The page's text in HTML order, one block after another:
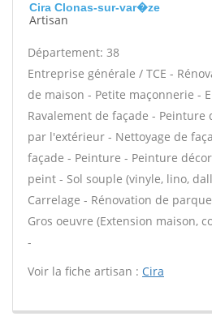
Cira Clonas-sur-var�ze
Artisan
Département: 38
Entreprise générale / TCE -
de maison - Petite maçonnerie -
Ravalement de façade - Peinture
par l'extérieur - Nettoyage de
façade - Peinture - Peinture
peint - Sol souple (vinyle, lino,
Carrelage - Rénovation de
Gros oeuvre (Extension maison,
-
Voir la fiche artisan : Cira